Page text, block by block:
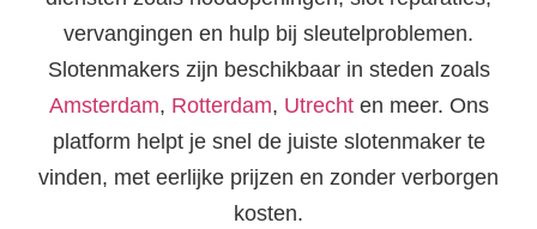
vervangingen en hulp bij sleutelproblemen.
Slotenmakers zijn beschikbaar in steden zoals
Amsterdam, Rotterdam, Utrechten meer. Ons
platform helpt je snel de juiste slotenmaker te
vinden, met eerlijke prijzen en zonder verborgen
kosten.